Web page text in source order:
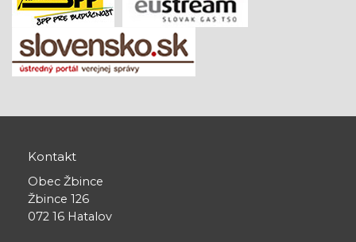
Kontakt
Obec Žbince
Žbince 126
072 16 Hatalov